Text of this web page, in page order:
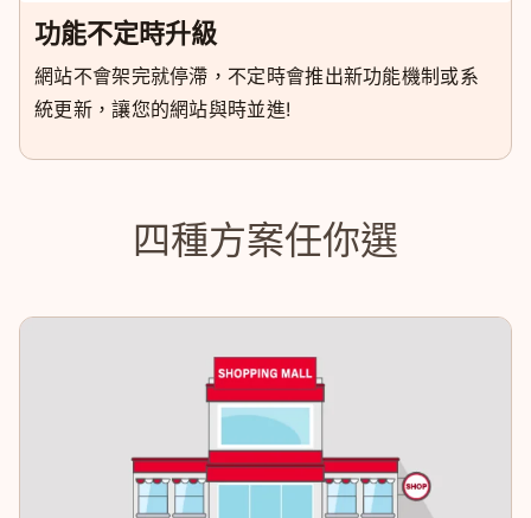
功能不定時升級
網站不會架完就停滯，不定時會推出新功能機制或系
統更新，讓您的網站與時並進!
四種方案任你選